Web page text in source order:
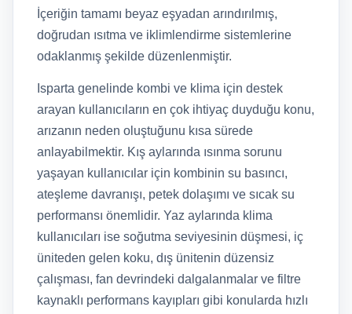
İçeriğin tamamı beyaz eşyadan arındırılmış,
doğrudan ısıtma ve iklimlendirme sistemlerine
odaklanmış şekilde düzenlenmiştir.
Isparta genelinde kombi ve klima için destek
arayan kullanıcıların en çok ihtiyaç duyduğu konu,
arızanın neden oluştuğunu kısa sürede
anlayabilmektir. Kış aylarında ısınma sorunu
yaşayan kullanıcılar için kombinin su basıncı,
ateşleme davranışı, petek dolaşımı ve sıcak su
performansı önemlidir. Yaz aylarında klima
kullanıcıları ise soğutma seviyesinin düşmesi, iç
üniteden gelen koku, dış ünitenin düzensiz
çalışması, fan devrindeki dalgalanmalar ve filtre
kaynaklı performans kayıpları gibi konularda hızlı